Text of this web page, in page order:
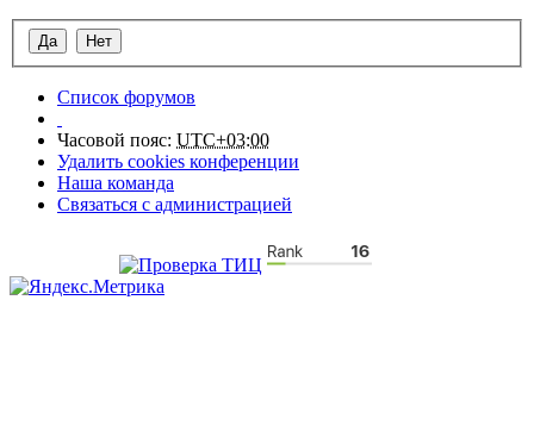
Список форумов
Часовой пояс: UTC+03:00
Удалить cookies конференции
Наша команда
Связаться с администрацией